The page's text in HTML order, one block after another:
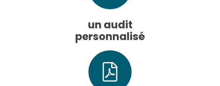
un audit
personnalisé